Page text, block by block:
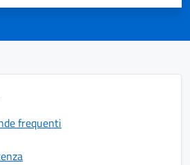
frequenti